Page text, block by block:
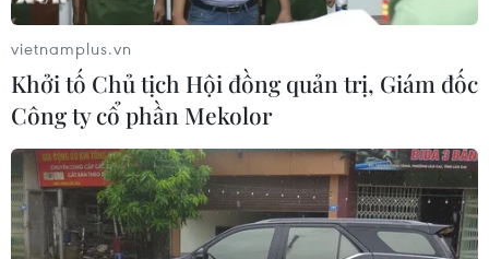
vietnamplus.vn
Khởi tố Chủ tịch Hội đồng quản trị, Giám đốc
Công ty cổ phần Mekolor